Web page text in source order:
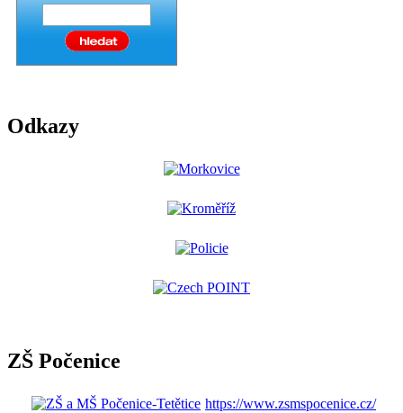
Odkazy
ZŠ Počenice
https://www.zsmspocenice.cz/